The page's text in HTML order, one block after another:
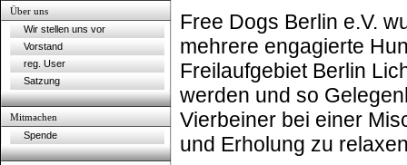
Über uns
Wir stellen uns vor
Vorstand
reg. User
Satzung
Mitmachen
Spende
Free Dogs Berlin e.V.
mehrere engagierte
Freilaufgebiet Berlin
werden und so
Vierbeiner bei einer
und Erholung zu